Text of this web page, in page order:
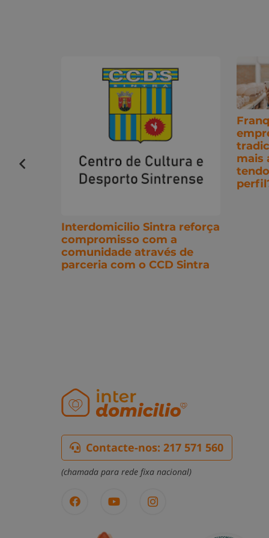
Interdomicilio Sintra reforça
compromisso com a
comunidade através de
parceria com o CCD Sintra
mais
Contacte-nos: 217 571 560
(chamada para rede fixa nacional)